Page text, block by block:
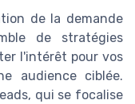
de la demande
de stratégies
l'intérêt pour vos
audience ciblée.
qui se focalise